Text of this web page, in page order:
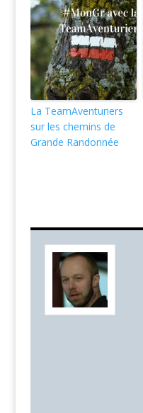
La TeamAventuriers
sur les chemins de
Grande Randonnée